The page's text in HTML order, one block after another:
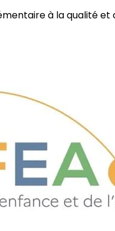
à la qualité et